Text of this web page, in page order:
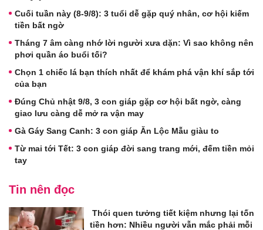
Cuối tuần này (8-9/8): 3 tuổi dễ gặp quý nhân, cơ hội kiếm
tiền bất ngờ
Tháng 7 âm càng nhớ lời người xưa dặn: Vì sao không nên
phơi quần áo buổi tối?
Chọn 1 chiếc lá bạn thích nhất để khám phá vận khí sắp tới
của bạn
Đúng Chủ nhật 9/8, 3 con giáp gặp cơ hội bất ngờ, càng
giao lưu càng dễ mở ra vận may
Gà Gáy Sang Canh: 3 con giáp Ăn Lộc Mẫu giàu to
Từ mai tới Tết: 3 con giáp đời sang trang mới, đếm tiền mỏi
tay
Tin nên đọc
Thói quen tưởng tiết kiệm nhưng lại tốn
tiền hơn: Nhiều người vẫn mắc phải mỗi